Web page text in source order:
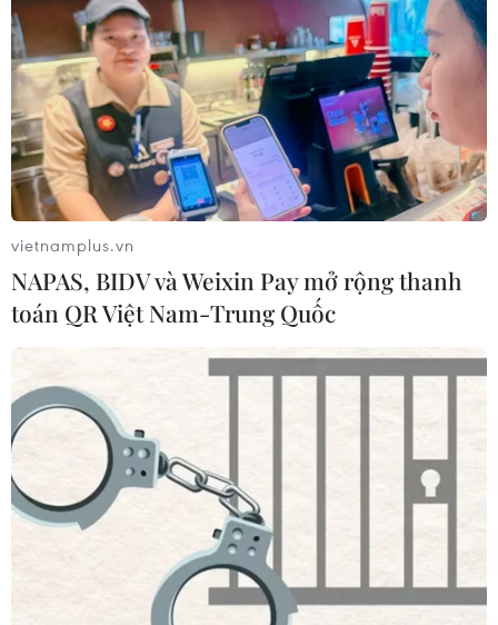
TIN CÙNG CHUYÊN MỤC
Iran và Oman thống nhất mở lại eo
biển Hormuz trong 60 ngày
vietnamplus.vn
NAPAS, BIDV và Weixin Pay mở rộng thanh
toán QR Việt Nam-Trung Quốc